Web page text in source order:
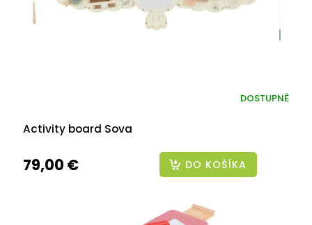
Activity board Sova
DOSTUPNÉ
79,00 € DO KOŠÍKA